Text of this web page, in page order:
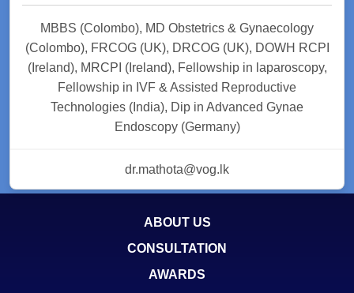
MBBS (Colombo), MD Obstetrics & Gynaecology
(Colombo), FRCOG (UK), DRCOG (UK), DOWH RCPI
(Ireland), MRCPI (Ireland), Fellowship in laparoscopy,
Fellowship in IVF & Assisted Reproductive
Technologies (India), Dip in Advanced Gynae
Endoscopy (Germany)
dr.mathota@vog.lk
ABOUT US
CONSULTATION
AWARDS